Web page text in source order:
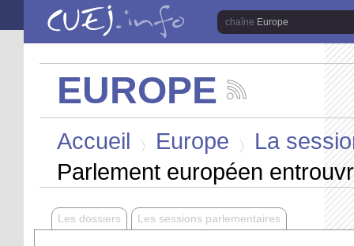
Aller au contenu principal
Europe
EUROPE
les
de
la
chaîne
Europe
Accueil Europe
La
Parlement européen
Les dossiers Les sessions parlementaires